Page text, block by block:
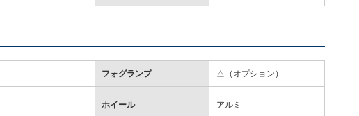
フォグランプ △（オプション）
ホイール アルミ